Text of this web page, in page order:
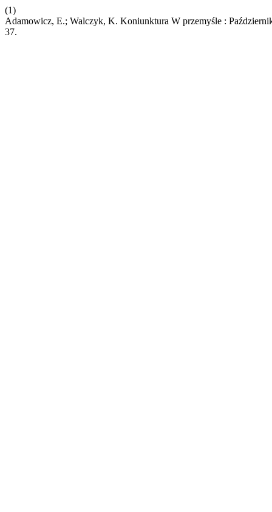
(1)
Adamowicz, E.; Walczyk, K. Koniunktura W przemyśle :
37.